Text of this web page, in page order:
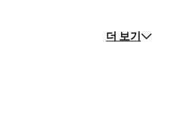
더 보기